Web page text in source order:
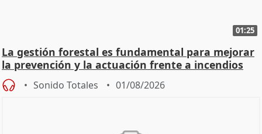
01:25
La gestión forestal es fundamental para mejorar
la prevención y la actuación frente a incendios
Sonido Totales 01/08/2026